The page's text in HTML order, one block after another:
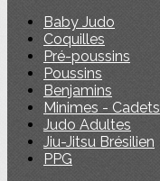
Baby Judo
Coquilles
Pré-poussins
Poussins
Benjamins
Minimes - Cadets
Judo Adultes
Jiu-Jitsu Brésilien
PPG